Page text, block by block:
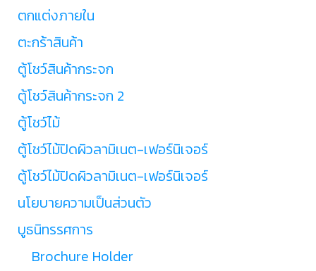
ตกแต่งภายใน
ตะกร้าสินค้า
ตู้โชว์สินค้ากระจก
ตู้โชว์สินค้ากระจก 2
ตู้โชว์ไม้
ตู้โชว์ไม้ปิดผิวลามิเนต-เฟอร์นิเจอร์
ตู้โชว์ไม้ปิดผิวลามิเนต-เฟอร์นิเจอร์
นโยบายความเป็นส่วนตัว
บูธนิทรรศการ
Brochure Holder